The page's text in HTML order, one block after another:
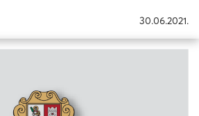
30.06.2021.